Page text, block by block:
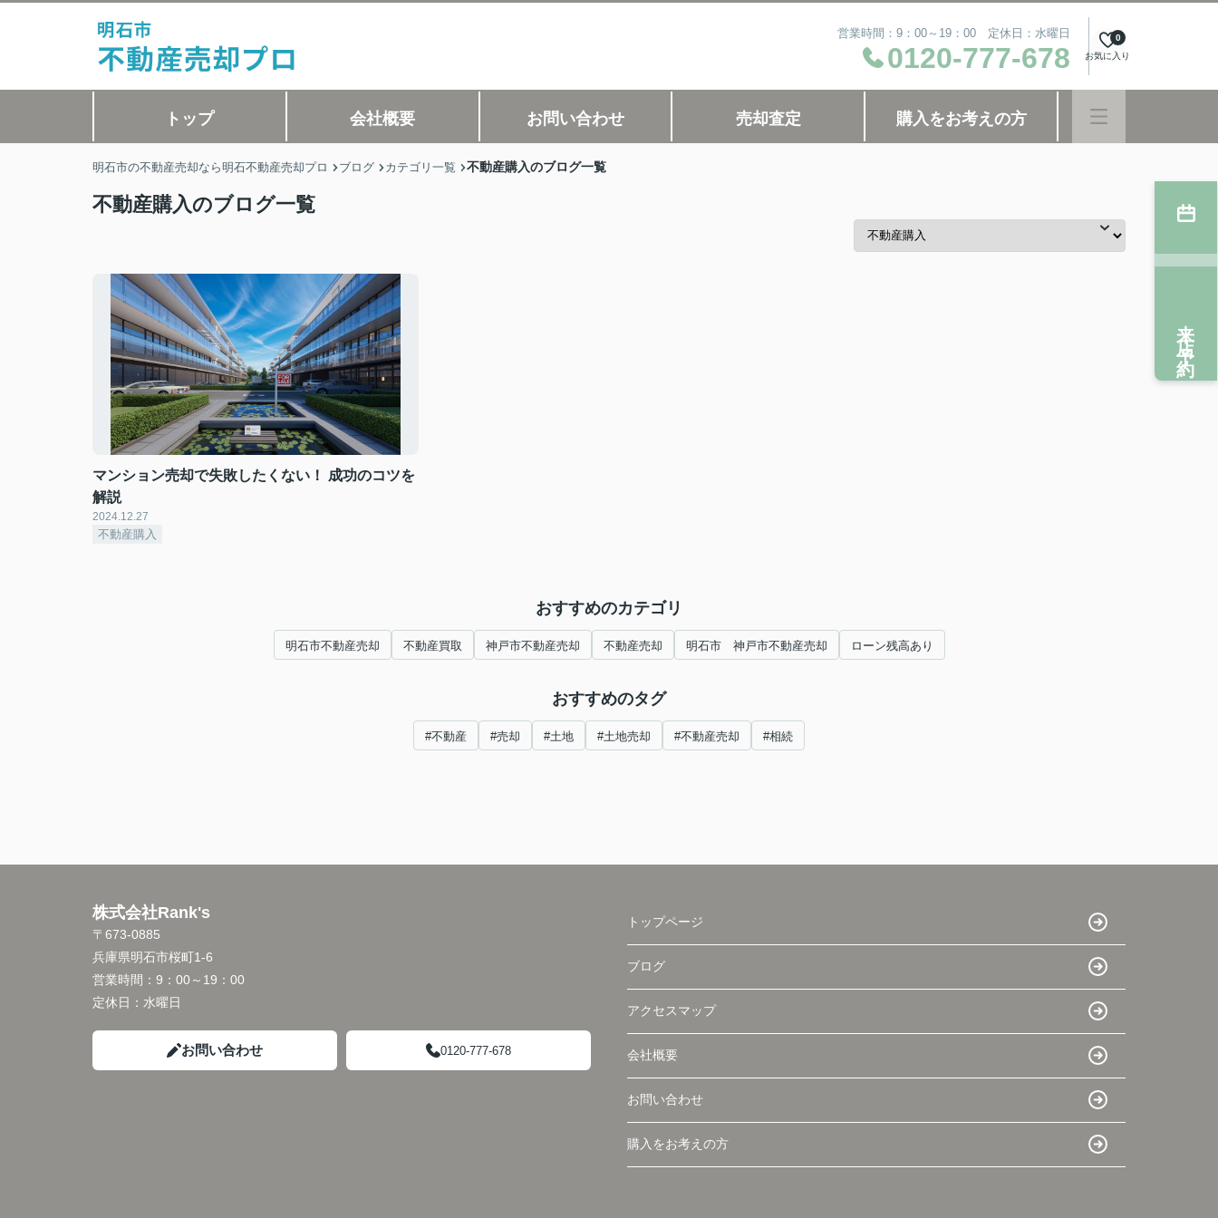
営業時間：9：00～19：00 定休日：水曜日
0120-777-678 お気に入り
0
トップ 会社概要 お問い合わせ 売却査定 購入をお考えの方
明石市の不動産売却なら明石不動産売却プロ ブログ カテゴリ一覧 不動産購入のブログ一覧
不動産購入のブログ一覧
マンション売却で失敗したくない！ 成功のコツを
解説
2024.12.27
不動産購入
おすすめのカテゴリ
明石市不動産売却 不動産買取 神戸市不動産売却 不動産売却 明石市 神戸市不動産売却 ローン残高あり
おすすめのタグ
#不動産 #売却 #土地 #土地売却 #不動産売却 #相続
来店予約
株式会社Rank's
〒673-0885
兵庫県明石市桜町1-6
営業時間： 9：00～19：00
定休日： 水曜日
お問い合わせ 0120-777-678
トップページ
ブログ
アクセスマップ
会社概要
お問い合わせ
購入をお考えの方